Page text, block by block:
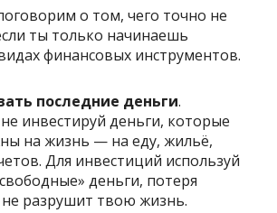
о том, чего точно не
ты только начинаешь
финансовых инструментов.
последние деньги.
инвестируй деньги, которые
на жизнь — на еду, жильё,
Для инвестиций используй
деньги, потеря
разрушит твою жизнь.